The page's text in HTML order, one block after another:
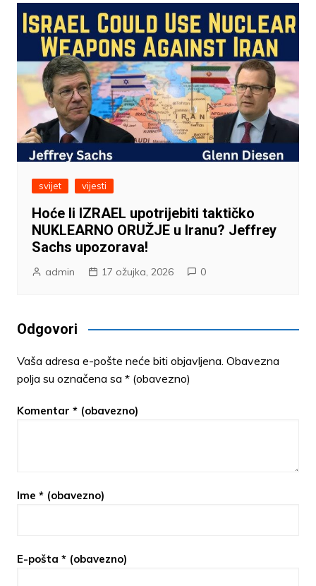
svijet vijesti
Hoće li IZRAEL upotrijebiti taktičko
NUKLEARNO ORUŽJE u Iranu? Jeffrey
Sachs upozorava!
admin 17 ožujka, 2026 0
Odgovori
Vaša adresa e-pošte neće biti objavljena. Obavezna
polja su označena sa * (obavezno)
Komentar * (obavezno)
Ime * (obavezno)
E-pošta * (obavezno)